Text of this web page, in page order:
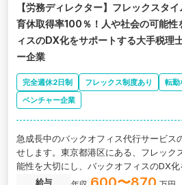
【労務ディレクター】フレックスタ
育休取得率100％！人や社会の可能性
ィスのDX化をサポートする大手税理
ー企業
完全週休2日制 フレックス制度あり 転勤
ベンチャー企業
急成長中のバックオフィス代行サービス
せします。東京都港区にある、フレック
能性を大切にし、バックオフィスのDX
法人グループのベンチャー企業の求人で
給与